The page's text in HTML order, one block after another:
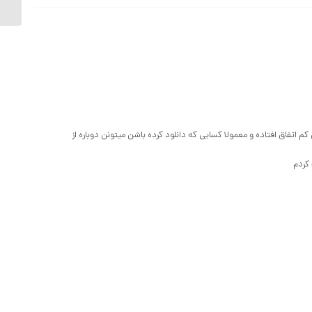
افتاده و معمولا کسایی که دانلود کرده باشن میتونن دوباره از